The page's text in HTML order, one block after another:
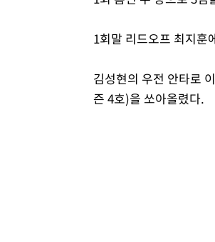
1회말 리드오프 최지훈
김성현의 우전 안타로
즌 4호)을 쏘아올렸다.